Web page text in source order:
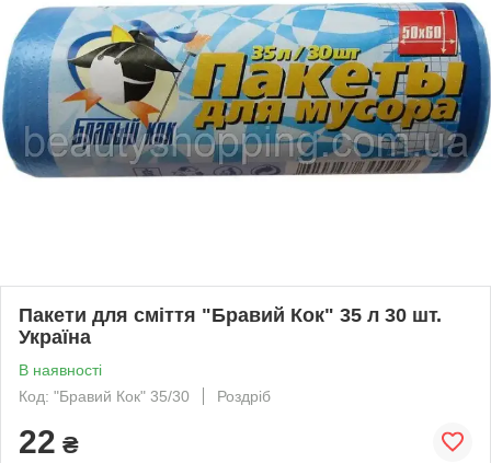
Пакети для сміття "Бравий Кок" 35 л 30 шт.
Україна
В наявності
Код: "Бравий Кок" 35/30
Роздріб
22 ₴